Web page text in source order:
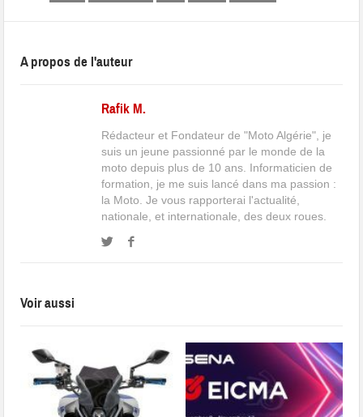
A propos de l'auteur
Rafik M.
Rédacteur et Fondateur de "Moto Algérie", je
suis un jeune passionné par le monde de la
moto depuis plus de 10 ans. Informaticien de
formation, je me suis lancé dans ma passion :
la Moto. Je vous rapporterai l'actualité,
nationale, et internationale, des deux roues.
Voir aussi